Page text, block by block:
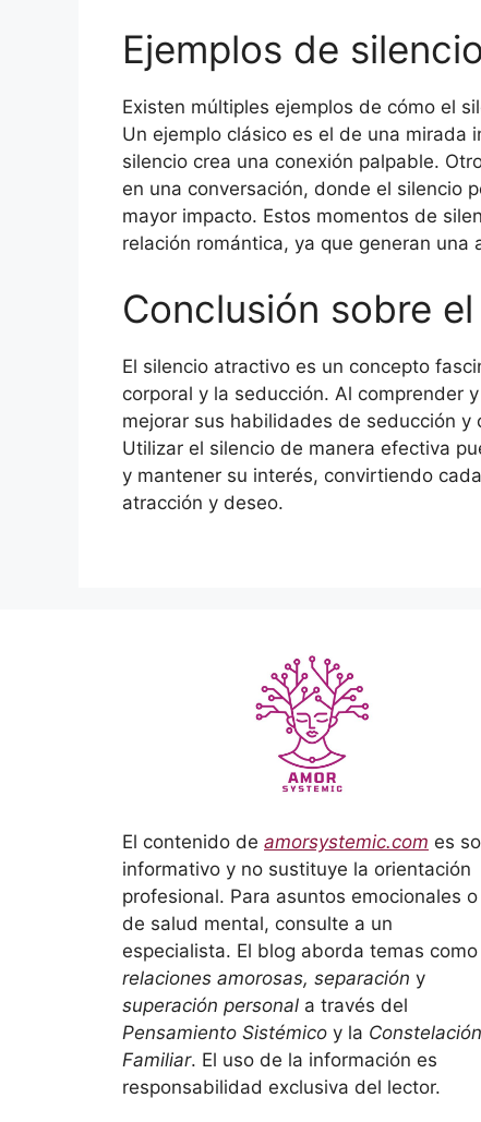
Ejemplos de
Existen múltiples ejemplos de cómo el
Un ejemplo clásico es el de una mirada
silencio crea una conexión palpable.
en una conversación, donde el silencio
mayor impacto. Estos momentos de
relación romántica, ya que generan
Conclusión sobre
El silencio atractivo es un concepto
corporal y la seducción. Al comprender
mejorar sus habilidades de seducción
Utilizar el silencio de manera efectiva
y mantener su interés, convirtiendo
atracción y deseo.
El contenido de amorsystemic.com es
informativo y no sustituye la orientación
profesional. Para asuntos emocionales o
de salud mental, consulte a un
especialista. El blog aborda temas como
relaciones amorosas, separación y
superación personal a través del
Pensamiento Sistémico y la Constelación
Familiar. El uso de la información es
responsabilidad exclusiva del lector.